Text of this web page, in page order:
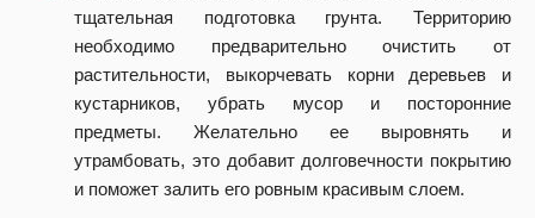
тщательная подготовка грунта. Территорию
необходимо предварительно очистить от
растительности, выкорчевать корни деревьев и
кустарников, убрать мусор и посторонние
предметы. Желательно ее выровнять и
утрамбовать, это добавит долговечности покрытию
и поможет залить его ровным красивым слоем.